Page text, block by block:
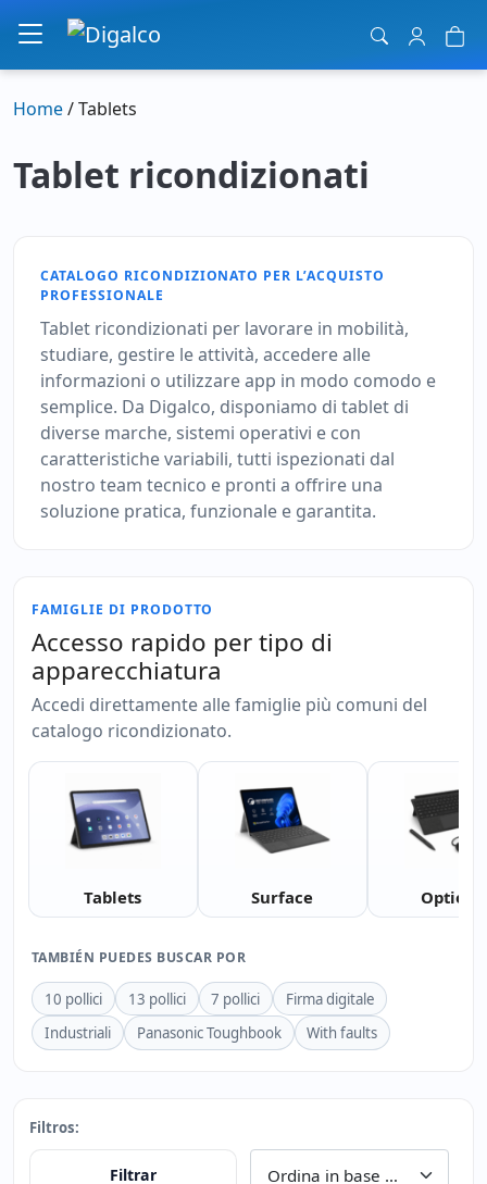
Navigazione principale
Home/ Tablets
Tablet ricondizionati
CATALOGO RICONDIZIONATO PER L’ACQUISTO
PROFESSIONALE
Tablet ricondizionati per lavorare in mobilità,
studiare, gestire le attività, accedere alle
informazioni o utilizzare app in modo comodo e
semplice. Da Digalco, disponiamo di tablet di
diverse marche, sistemi operativi e con
caratteristiche variabili, tutti ispezionati dal
nostro team tecnico e pronti a offrire una
soluzione pratica, funzionale e garantita.
FAMIGLIE DI PRODOTTO
Accesso rapido per tipo di
apparecchiatura
Accedi direttamente alle famiglie più comuni del
catalogo ricondizionato.
Tablets Surface Options
TAMBIÉN PUEDES BUSCAR POR
10 pollici 13 pollici 7 pollici
Firma digitale
Industriali
Panasonic Toughbook With faults
Filtros:
Filtrar